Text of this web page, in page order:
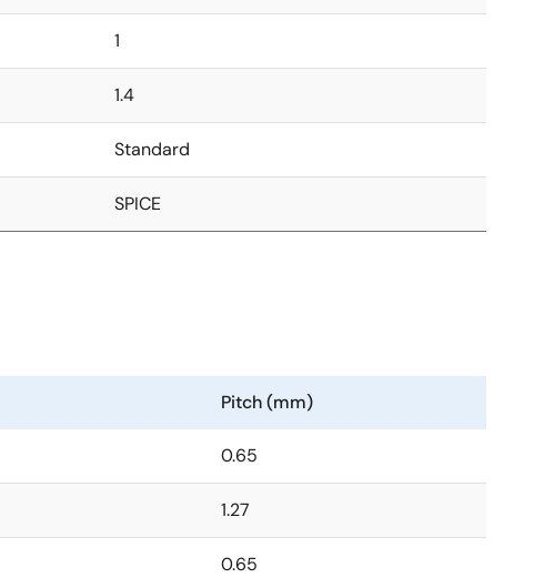
1
1.4
Standard
SPICE
Pitch (mm)
0.65
1.27
0.65